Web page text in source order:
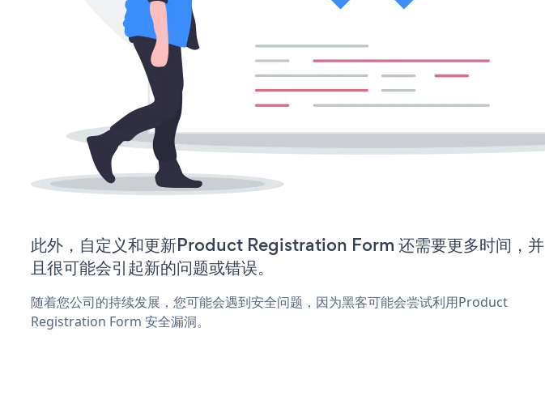
此外，自定义和更新Product Registration Form 还需要更多时间，并
且很可能会引起新的问题或错误。
随着您公司的持续发展，您可能会遇到安全问题，因为黑客可能会尝试利用Product
Registration Form 安全漏洞。